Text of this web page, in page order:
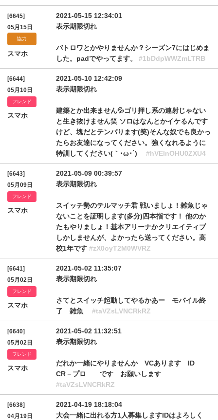
[6645]
05月15日
協力
スマホ
2021-05-15 12:34:01
表示期限切れ
バトロワとかやりませんか？シーズン7にはじめま
した。padでやってます。 #1bDdpWWZmLTRB
[6644]
05月10日
フレンド
スマホ
2021-05-10 12:42:09
表示期限切れ
建築とか出来ません💦ゴリ押し系の連射じゃない
と生き抜けません笑 ソロはなんとかイケるんです
けど、塊だとテンパります(笑)そんな奴でも良かっ
たらお友達になってください。強くなれるように
特訓してください(｀･ω･´)ゞ #hVElnOHU0ZXU4
[6643]
05月09日
フレンド
スマホ
2021-05-09 00:39:57
表示期限切れ
スイッチ勢のテルマッチ君 戦いましょ！雑魚じゃ
ないことを証明します(多分)四本指です！ 他のか
たもやりましょ！基本アリーナかクリエイティブ
しかしませんが、よかったら送ってください。高
校1年です #zX0oyT2M0WVRZ
[6641]
05月02日
フレンド
スマホ
2021-05-02 11:35:07
表示期限切れ
さてとスイッチ起動してやるかあー モバイル終
了 雑魚 #taVZsLVNCRkRZ
[6640]
05月02日
フレンド
スマホ
2021-05-02 11:32:51
表示期限切れ
だれか一緒にやりませんか VCあります ID
CR－プロ です お願いします
#taVZsLVNCRkRZ
[6638]
04月19日
2021-04-19 18:18:04
大会一緒に出れる方1人募集しますIDはよろしく